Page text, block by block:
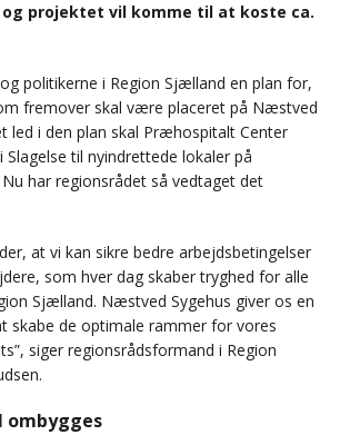
og projektet vil komme til at koste ca.
politikerne i Region Sjælland en plan for,
fremover skal være placeret på Næstved
led i den plan skal Præhospitalt Center
til nyindrettede lokaler på
har regionsrådet så vedtaget det
at vi kan sikre bedre arbejdsbetingelser
som hver dag skaber tryghed for alle
Sjælland. Næstved Sygehus giver os en
skabe de optimale rammer for vores
siger regionsrådsformand i Region
ombygges